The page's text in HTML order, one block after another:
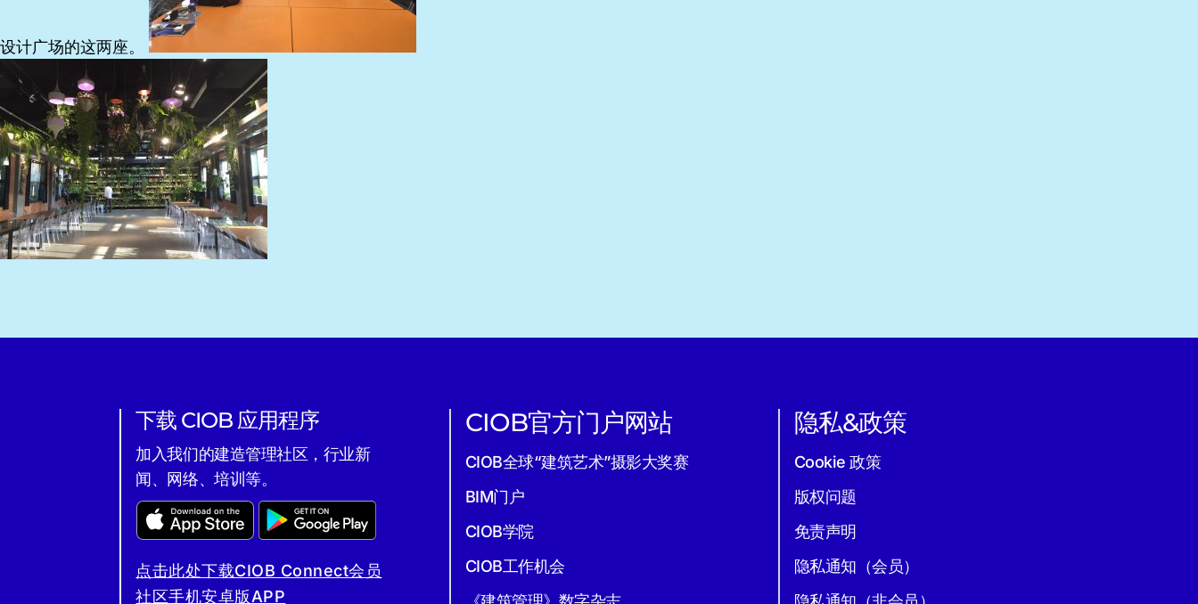
设计广场的这两座。
下载 CIOB 应用程序
加入我们的建造管理社区，行业新
闻、网络、培训等。
点击此处下载CIOB Connect会员
社区手机安卓版APP
CIOB官方门户网站
CIOB全球“建筑艺术”摄影大奖赛
BIM门户
CIOB学院
CIOB工作机会
隐私&政策
Cookie 政策
版权问题
免责声明
隐私通知（会员）